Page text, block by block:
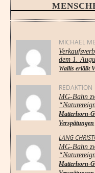
MICHAEL
dem 1.
Wallis erläßt
REDAKTION
MG-Bahn
Matterhorn-
Verspätungen
LANG
MG-Bahn
Matterhorn-